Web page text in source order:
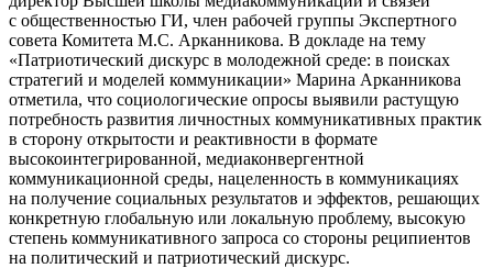
с общественностью ГИ, член рабочей группы Экспертного
совета Комитета М.С. Арканникова. В докладе на тему
«Патриотический дискурс в молодежной среде: в поисках
стратегий и моделей коммуникации» Марина Арканникова
отметила, что социологические опросы выявили растущую
потребность развития личностных коммуникативных практик
в сторону открытости и реактивности в формате
высокоинтегрированной, медиаконвергентной
коммуникационной среды, нацеленность в коммуникациях
на получение социальных результатов и эффектов, решающих
конкретную глобальную или локальную проблему, высокую
степень коммуникативного запроса со стороны реципиентов
на политический и патриотический дискурс.